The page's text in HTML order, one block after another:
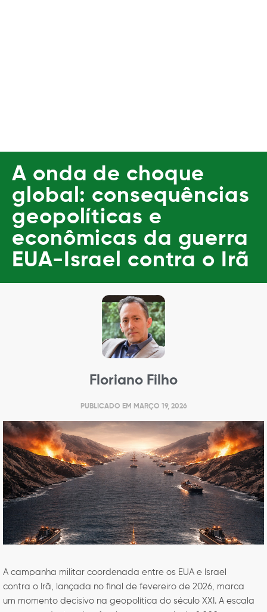
A onda de choque
global: consequências
geopolíticas e
econômicas da guerra
EUA-Israel contra o Irã
Floriano Filho
PUBLICADO EM MARÇO 19, 2026
A campanha militar coordenada entre os EUA e Israel
contra o Irã, lançada no final de fevereiro de 2026, marca
um momento decisivo na geopolítica do século XXI. A escala